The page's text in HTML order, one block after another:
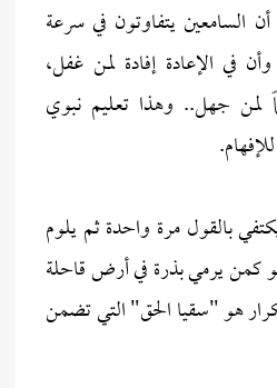
السامعين يتفاوتون في سرعة
في الإعادة إفادة لمن غفل،
لمن جهل.. وهذا تعليم نبوي
بالقول مرة واحدة ثم يلوم
كمن يرمي بذرة في أرض قاحلة
هو "سقيا الحق" التي تضمن